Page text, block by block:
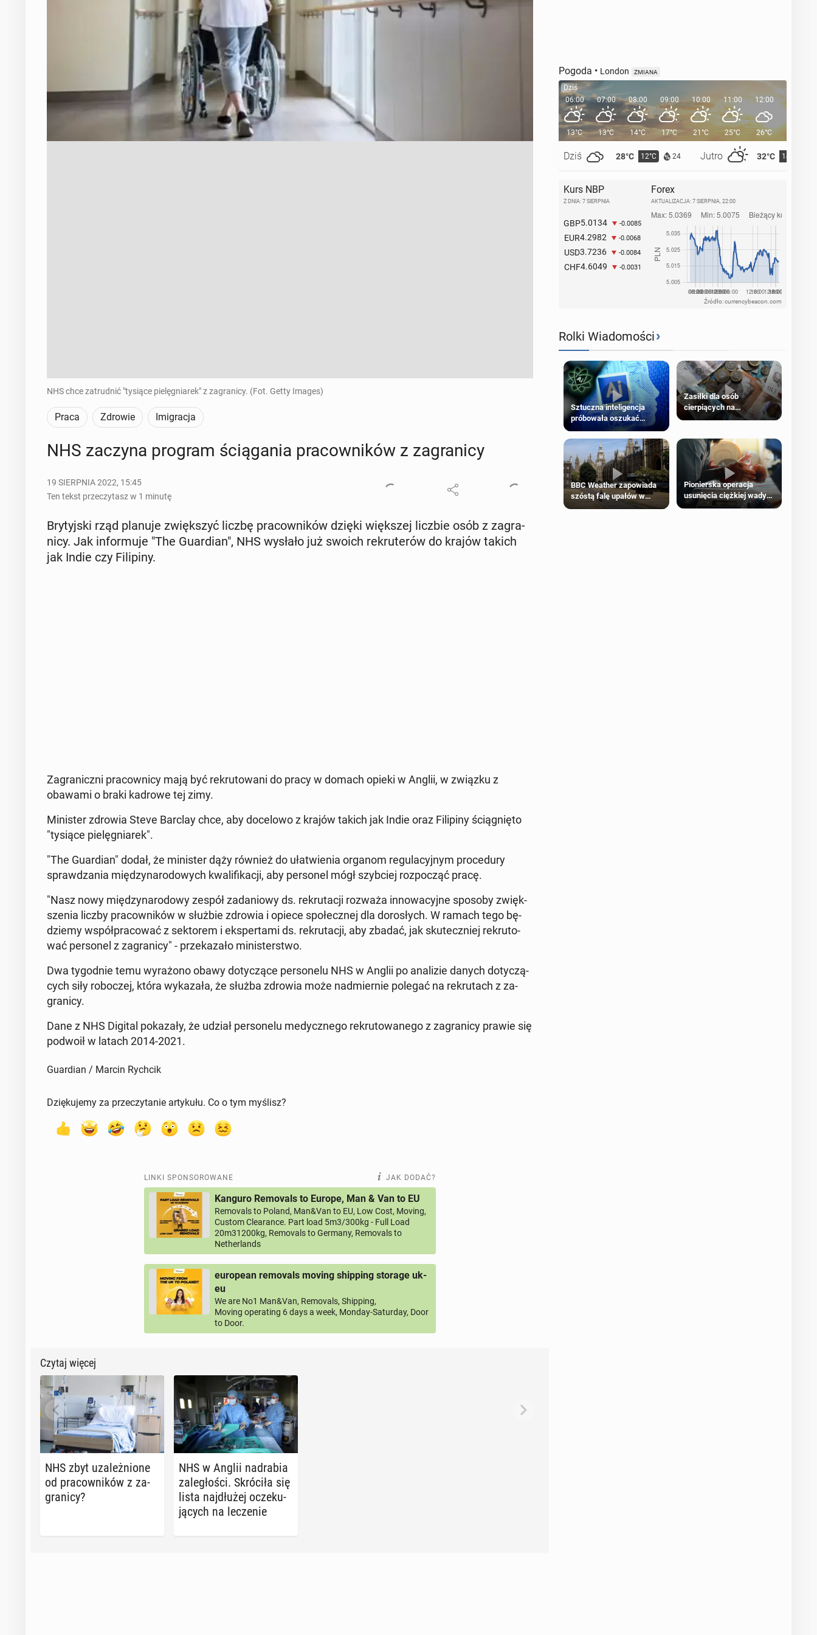
NHS chce zatrudnić "tysiące pielęgniarek" z zagranicy. (Fot. Getty Images)
Praca Zdrowie Imigracja
NHS zaczyna program ścią­ga­nia pra­cow­ni­ków z za­gra­ni­cy
19 SIERPNIA 2022, 15:45
Ten tekst przeczytasz w 1 minutę
Bry­tyj­ski rząd planuje zwięk­szyć liczbę pra­cow­ni­ków dzięki więk­szej liczbie osób z za­gra­
ni­cy. Jak in­for­mu­je "The Gu­ar­dian", NHS wysłało już swoich re­kru­te­rów do krajów takich
jak Indie czy Fi­li­pi­ny.
Za­gra­nicz­ni pra­cow­ni­cy mają być re­kru­to­wa­ni do pracy w domach opieki w Anglii, w związku z
obawami o braki kadrowe tej zimy.
Mi­ni­ster zdrowia Steve Barclay chce, aby do­ce­lo­wo z krajów takich jak Indie oraz Fi­li­pi­ny ścią­gnię­to
"tysiące pie­lę­gnia­rek".
"The Gu­ar­dian" dodał, że mi­ni­ster dąży również do uła­twie­nia organom re­gu­la­cyj­nym pro­ce­du­ry
spraw­dza­nia mię­dzy­na­ro­do­wych kwa­li­fi­ka­cji, aby per­so­nel mógł szyb­ciej roz­po­cząć pracę.
"Nasz nowy mię­dzy­na­ro­do­wy zespół za­da­nio­wy ds. re­kru­ta­cji rozważa in­no­wa­cyj­ne sposoby zwięk­
sze­nia liczby pra­cow­ni­ków w służbie zdrowia i opiece spo­łecz­nej dla do­ro­słych. W ramach tego bę­
dzie­my współ­pra­co­wać z sek­to­rem i eks­per­ta­mi ds. re­kru­ta­cji, aby zbadać, jak sku­tecz­niej re­kru­to­
wać per­so­nel z za­gra­ni­cy" - prze­ka­za­ło mi­ni­ster­stwo.
Dwa ty­go­dnie temu wy­ra­żo­no obawy do­ty­czą­ce per­so­ne­lu NHS w Anglii po ana­li­zie danych do­ty­czą­
cych siły ro­bo­czej, która wy­ka­za­ła, że ​​służ­ba zdrowia może nad­mier­nie polegać na re­kru­tach z za­
gra­ni­cy.
Dane z NHS Digital po­ka­za­ły, że udział per­so­ne­lu me­dycz­ne­go re­kru­to­wa­ne­go z za­gra­ni­cy prawie się
podwoił w latach 2014-2021.
Guardian / Marcin Rychcik
Dziękujemy za przeczytanie artykułu. Co o tym myślisz?
LINKI SPONSOROWANE JAK DODAĆ?
Kanguro Removals to Europe, Man & Van to EU
Removals to Poland, Man&Van to EU, Low Cost, Moving,
Custom Clearance. Part load 5m3/300kg - Full Load
20m31200kg, Removals to Germany, Removals to
Netherlands
european removals moving shipping storage uk-
eu
We are No1 Man&Van, Removals, Shipping,
Moving operating 6 days a week, Monday-Saturday, Door
to Door.
Czytaj więcej
NHS zbyt uza­leż­nio­ne
od pra­cow­ni­ków z za­
gra­ni­cy?
NHS w Anglii nad­ra­bia
za­le­gło­ści. Skró­ci­ła się
lista naj­dłu­żej ocze­ku­
ją­cych na le­cze­nie
Pogoda • London ZMIANA
Dziś
06:00
13°C
Dziś 28°C 12°C 24 Jutro 32°C 14°C
07:00
13°C
08:00
14°C
09:00
17°C
10:00
21°C
11:00
25°C
12:00
26°C
13:00
Kurs NBP
Z DNIA: 7 SIERPNIA
GBP5.0134 -0.0085
EUR4.2982 -0.0068
USD3.7236 -0.0084
CHF4.6049 -0.0031
Forex
AKTUALIZACJA: 7 SIERPNIA, 22:00
Źródło: currencybeacon.com
Rolki Wiadomości›
Sztuczna inteligencja
próbowała oszukać
człowieka
Zasiłki dla osób
cierpiących na
schorzenia psychiczne
BBC Weather zapowiada
szóstą falę upałów w
Londynie
Pionierska operacja
usunięcia ciężkiej wady
wrodzonej płodu w łonie